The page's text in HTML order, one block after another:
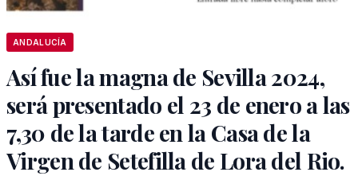
ANDALUCÍA
Así fue la magna de Sevilla 2024,
será presentado el 23 de enero a las
7,30 de la tarde en la Casa de la
Virgen de Setefilla de Lora del Rio.